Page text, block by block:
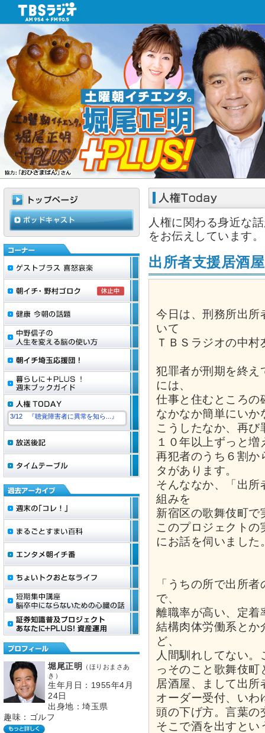
3/12 『聴覚障害者に異常を知ら...』
堀尾正明
（ほりおまさあ
き）
生年月日：1955年4月
24日
出身地：埼玉県
趣味：ゴルフ
人権に関わる身近な
をお伝えしています。
出所者支援居酒
今日は、刑務所出所
いて
ＴＢＳラジオの中
犯罪者が刑期を終え
には、
仕事と住むところの
なかなか簡単にいか
こうしたなか、再
１０年以上ずっと
再犯者のうち６割か
タがあります。
そんななか、「出所
組みを
新宿区の歌舞伎町で
このプロジェクト
にお話を伺いました
「うちの所で出所
で、
離職率が高い、定着
結構肉体労働系とか
ど、
人間馴れしてない
っそのこと歌舞伎町
居酒屋、まして出
オーダー受付、いわ
頭の下げ方。言葉の
そこで酒を出すとい